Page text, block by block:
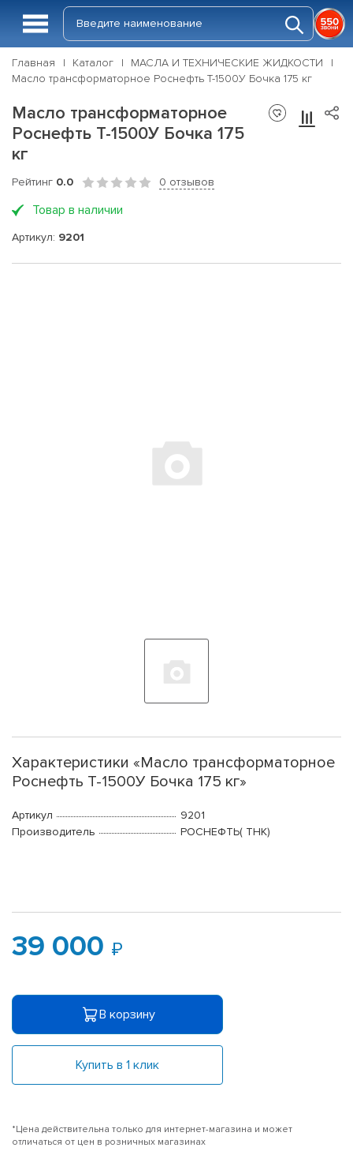
Главная Каталог
МАСЛА И ТЕХНИЧЕСКИЕ ЖИДКОСТИ
Масло трансформаторное Роснефть Т-1500У Бочка 175 кг
Масло трансформаторное
Роснефть Т-1500У Бочка 175
кг
Рейтинг 0.0 0 отзывов
Товар в наличии
Артикул: 9201
Характеристики «Масло трансформаторное
Роснефть Т-1500У Бочка 175 кг»
Артикул
9201
Производитель
РОСНЕФТЬ( ТНК)
39 000
В корзину
Купить в 1 клик
*Цена действительна только для интернет-магазина и может
отличаться от цен в розничных магазинах